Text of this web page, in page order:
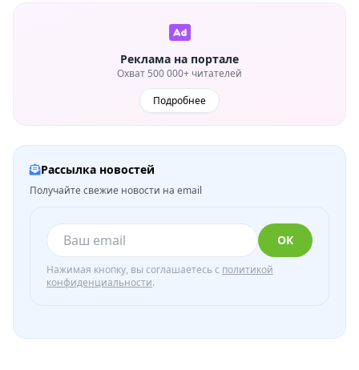
Реклама на портале
Охват 500 000+ читателей
Подробнее
Рассылка новостей
Получайте свежие новости на email
ОК
Нажимая кнопку, вы соглашаетесь с политикой
конфиденциальности.